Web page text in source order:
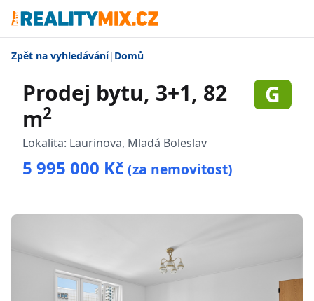
Zpět na vyhledávání| Domů
Prodej bytu, 3+1, 82
m2
G
Lokalita: Laurinova, Mladá Boleslav
5 995 000 Kč (za nemovitost)